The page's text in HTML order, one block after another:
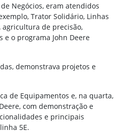
Negócios, eram atendidos
Trator Solidário, Linhas
agricultura de precisão,
e o programa John Deere
demonstrava projetos e
de Equipamentos e, na quarta,
com demonstração e
e principais
5E.